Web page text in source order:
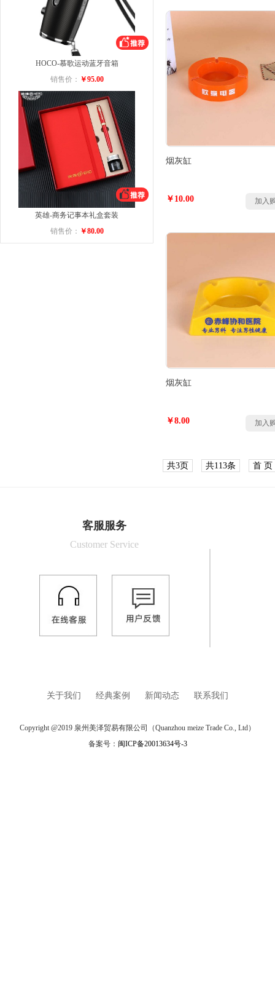
HOCO-慕歌运动蓝牙音箱
销售价： ￥95.00
英雄-商务记事本礼盒套装
销售价： ￥80.00
烟灰缸
￥10.00 加入
烟灰缸
￥8.00 加入
共3页 共113条 首 页
客服服务
Customer Service
关于我们 经典案例 新闻动态 联系我们
Copyright @2019 泉州美泽贸易有限公司（Quanzhou meize Trade Co., Ltd）
备案号： 闽ICP备20013634号-3